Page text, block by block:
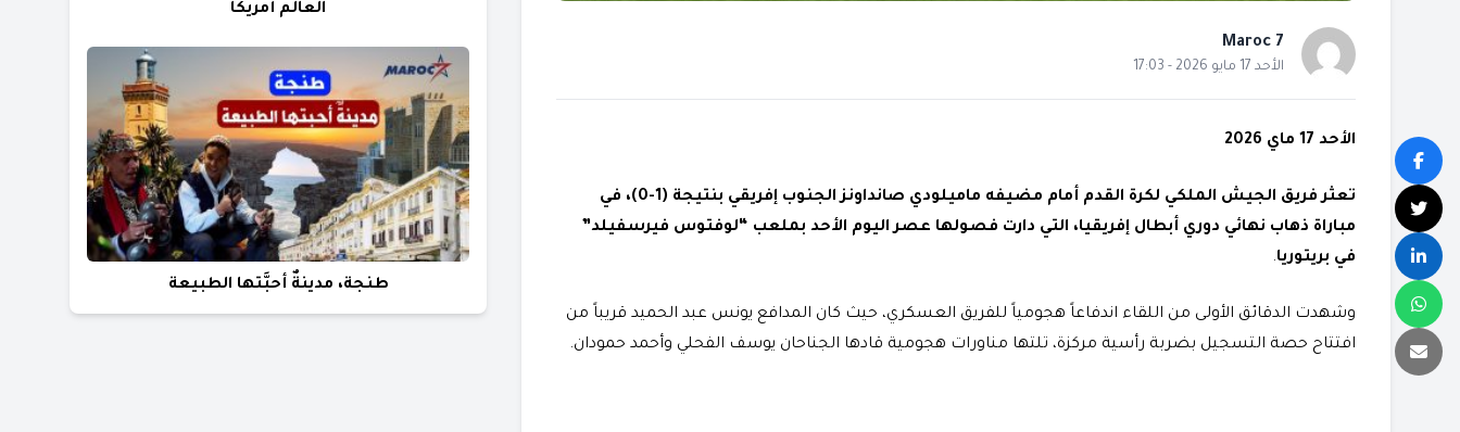
Maroc 7
الأحد 17 مايو 2026 - 17:03
الأحد 17 ماي 2026
تعثر فريق الجيش الملكي لكرة القدم أمام مضيفه ماميلودي صانداونز الجنوب إفريقي بنتيجة (1-0)، في
مباراة ذهاب نهائي دوري أبطال إفريقيا، التي دارت فصولها عصر اليوم الأحد بملعب “لوفتوس فيرسفيلد”
في بريتوريا.
​وشهدت الدقائق الأولى من اللقاء اندفاعاً هجومياً للفريق العسكري، حيث كان المدافع يونس عبد الحميد قريباً من
افتتاح حصة التسجيل بضربة رأسية مركزة، تلتها مناورات هجومية قادها الجناحان يوسف الفحلي وأحمد حمودان.
العالم أمريكا
طنجة، مدينةٌ أحبَّتها الطبيعة